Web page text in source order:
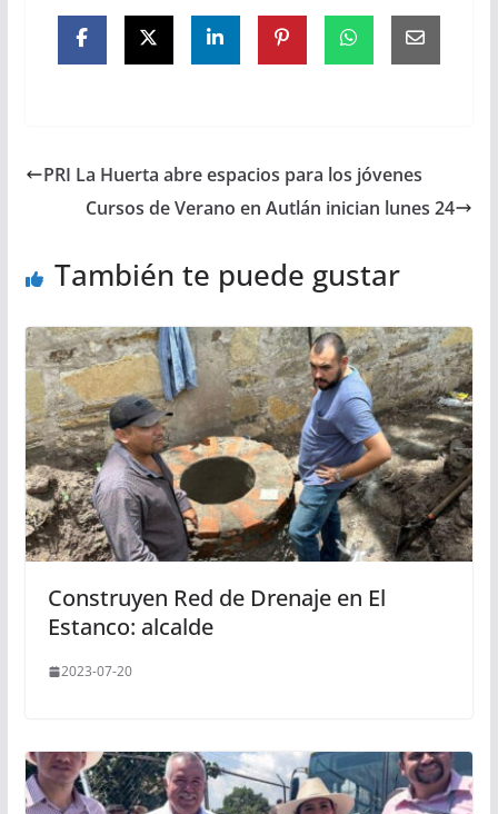
PRI La Huerta abre espacios para los jóvenes
Cursos de Verano en Autlán inician lunes 24
También te puede gustar
Construyen Red de Drenaje en El
Estanco: alcalde
2023-07-20